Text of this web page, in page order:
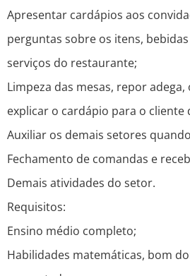
Apresentar cardápios aos
perguntas sobre os itens,
serviços do restaurante;
Limpeza das mesas, repor
explicar o cardápio para o cliente
Auxiliar os demais setores
Fechamento de comandas e
Demais atividades do setor.
Requisitos:
Ensino médio completo;
Habilidades matemáticas, bom